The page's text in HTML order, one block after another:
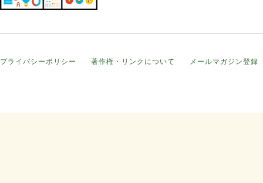
プライバシーポリシー 著作権・リンクについて メールマガジン登録